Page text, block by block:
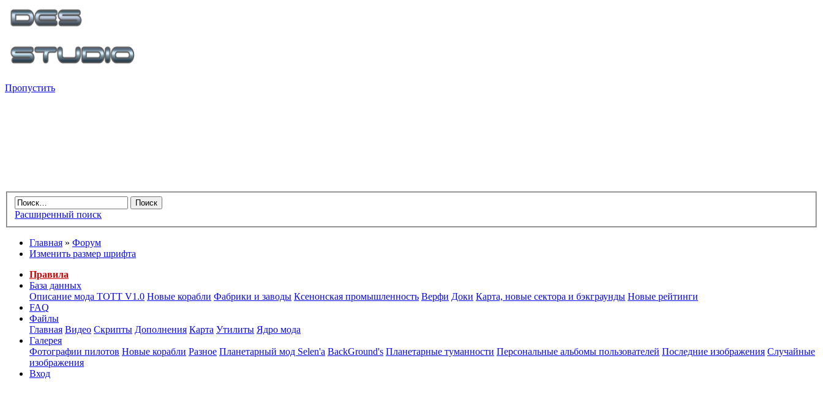
Пропустить
Расширенный поиск
Главная » Форум
Изменить размер шрифта
Правила
База данных
Описание мода ТОТТ V1.0 Новые корабли Фабрики и заводы Ксенонская промышленность Верфи Доки Карта, новые сектора и бэкграунды Новые рейтинги
FAQ
Файлы
Главная Видео Скрипты Дополнения Карта Утилиты Ядро мода
Галерея
Фотографии пилотов Новые корабли Разное Планетарный мод Selen'a BackGround's Планетарные туманности Персональные альбомы пользователей Последние изображения Случайные
изображения
Вход